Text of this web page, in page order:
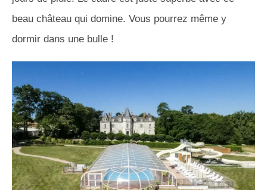
beau château qui domine. Vous pourrez même y
dormir dans une bulle !